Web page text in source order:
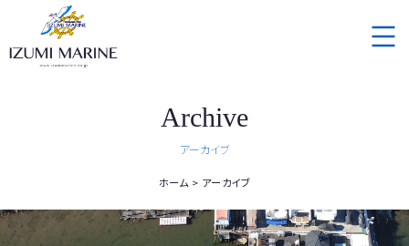
Archive
アーカイブ
ホーム アーカイブ